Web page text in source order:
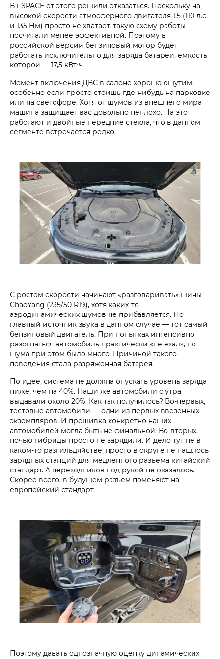
В i‑SPACE от этого решили отказаться. Поскольку на
высокой скорости атмосферного двигателя 1,5 (110 л.с.
и 135 Нм) просто не хватает, такую схему работы
посчитали менее эффективной. Поэтому в
российской версии бензиновый мотор будет
работать исключительно для заряда батареи, емкость
которой — 17,5 кВт⋅ч.
Момент включения ДВС в салоне хорошо ощутим,
особенно если просто стоишь где-нибудь на парковке
или на светофоре. Хотя от шумов из внешнего мира
машина защищает вас довольно неплохо. На это
работают и двойные передние стекла, что в данном
сегменте встречается редко.
С ростом скорости начинают «разговаривать» шины
ChaoYang (235/50 R19), хотя каких-то
аэродинамических шумов не прибавляется. Но
главный источник звука в данном случае — тот самый
бензиновый двигатель. При попытках интенсивно
разогнаться автомобиль практически «не ехал», но
шума при этом было много. Причиной такого
поведения стала разряженная батарея.
По идее, система не должна опускать уровень заряда
ниже, чем на 40%. Наши же автомобили с утра
выдавали около 20%. Как так получилось? Во-первых,
тестовые автомобили — одни из первых ввезенных
экземпляров. И прошивка конкретно наших
автомобилей могла быть не финальной. Во-вторых,
ночью гибриды просто не зарядили. И дело тут не в
каком-то разгильдяйстве, просто в округе не нашлось
зарядных станций для медленного разъема китайский
стандарт. А переходников под рукой не оказалось.
Скорее всего, в будущем разъем поменяют на
европейский стандарт.
Поэтому давать однозначную оценку динамических